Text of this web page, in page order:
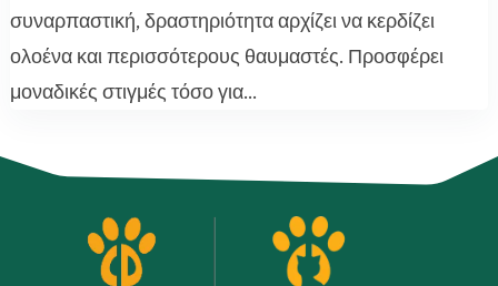
συναρπαστική, δραστηριότητα αρχίζει να κερδίζει
ολοένα και περισσότερους θαυμαστές. Προσφέρει
μοναδικές στιγμές τόσο για...